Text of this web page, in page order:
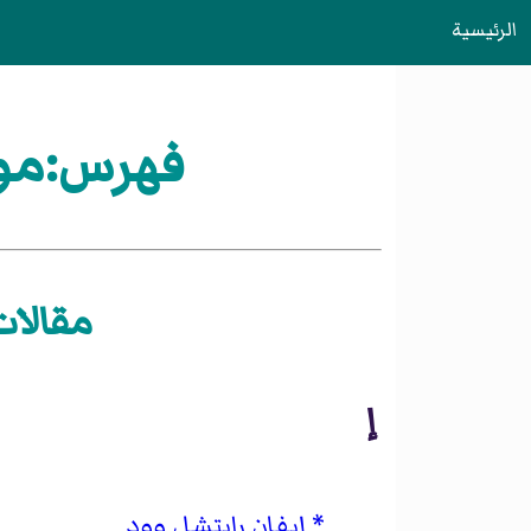
الرئيسية
إ